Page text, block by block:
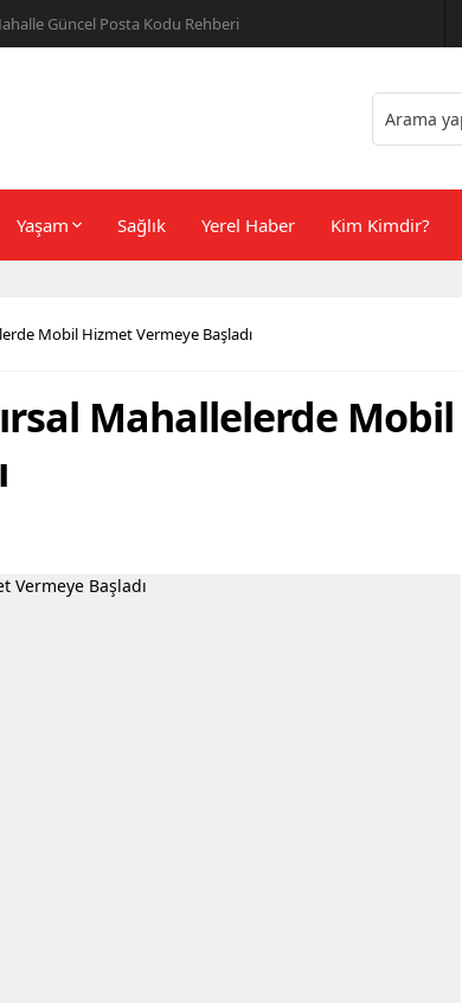
Yaşam Sağlık Yerel Haber Kim Kimdir?
Mobil Hizmet Vermeye Başladı
Mahallelerde Mobil